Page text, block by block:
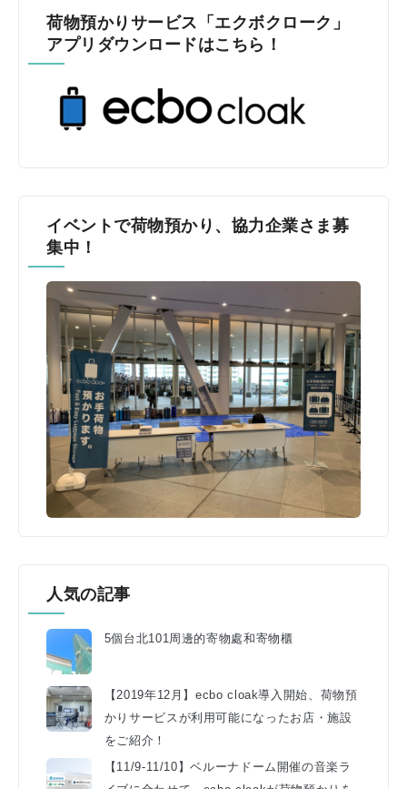
荷物預かりサービス「エクボクローク」
アプリダウンロードはこちら！
イベントで荷物預かり、協力企業さま募
集中！
人気の記事
5個台北101周邊的寄物處和寄物櫃
【2019年12月】ecbo cloak導入開始、荷物預
かりサービスが利用可能になったお店・施設
をご紹介！
【11/9-11/10】ベルーナドーム開催の音楽ラ